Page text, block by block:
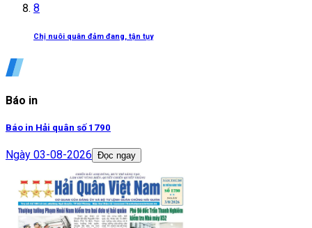
8
Chị nuôi quân đảm đang, tận tụy
Báo in
Báo in Hải quân số 1790
Ngày 03-08-2026 Đọc ngay